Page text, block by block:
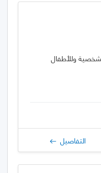
وللأطفال
التفاصيل